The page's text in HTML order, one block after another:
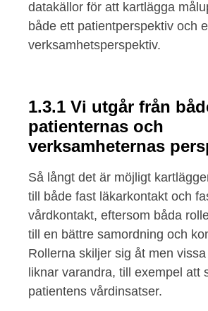
datakällor för att kartlägga
både ett patientperspektiv och
verksamhetsperspektiv.
1.3.1 Vi utgår från
patienternas och
verksamheternas
Så långt det är möjligt
till både fast läkarkontakt och
vårdkontakt, eftersom båda
till en bättre samordning och
Rollerna skiljer sig åt men
liknar varandra, till exempel att
patientens vårdinsatser.